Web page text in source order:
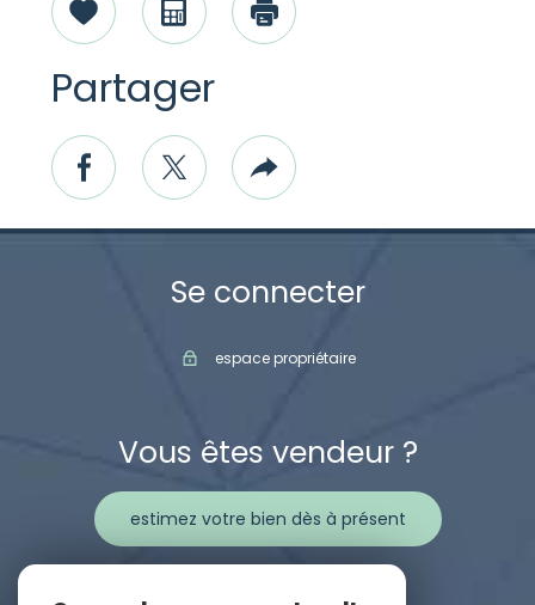
SélectionnerCalculatrice
Imprimer
Partager
facebooktwitterPlus
de
partage
Se connecter
espace propriétaire
Vous êtes vendeur ?
estimez votre bien dès à présent